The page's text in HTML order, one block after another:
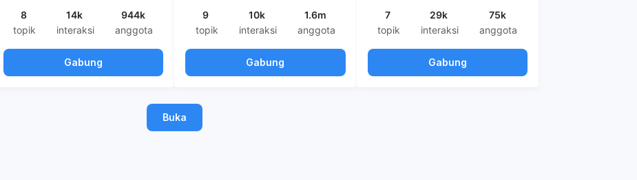
8
topik
14k
interaksi
944k
anggota
Gabung
9
topik
10k
interaksi
1.6m
anggota
Gabung
7
topik
29k
interaksi
75k
anggota
Gabung
Buka